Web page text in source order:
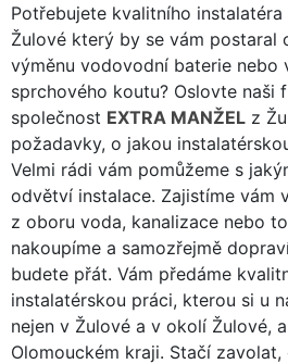
Potřebujete kvalitního
Žulové který by se vám postaral
výměnu vodovodní baterie nebo
sprchového koutu? Oslovte naši
společnost EXTRA MANŽEL z
požadavky, o jakou
Velmi rádi vám pomůžeme s
odvětví instalace. Zajistíme vám
z oboru voda, kanalizace nebo
nakoupíme a samozřejmě
budete přát. Vám předáme
instalatérskou práci, kterou si u
nejen v Žulové a v okolí Žulové,
Olomouckém kraji. Stačí